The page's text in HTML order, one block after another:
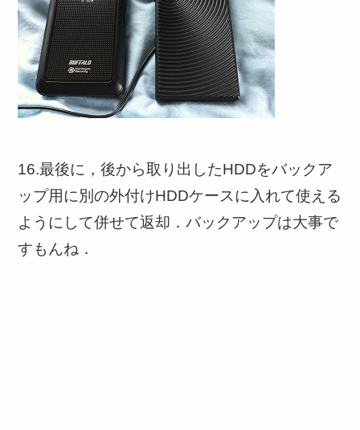
16.最後に，後から取り出したHDDをバックア
ップ用に別の外付けHDDケースに入れて使える
ようにして併せて返却．バックアップは大事で
すもんね．